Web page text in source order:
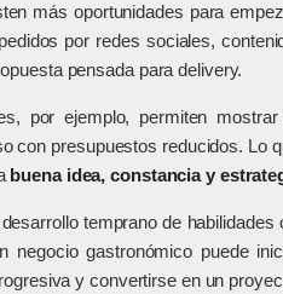
más oportunidades para
por redes sociales,
pensada para delivery.
por ejemplo, permiten
con presupuestos reducidos. Lo
buena idea, constancia y
temprano de
negocio gastronómico puede
y convertirse en un